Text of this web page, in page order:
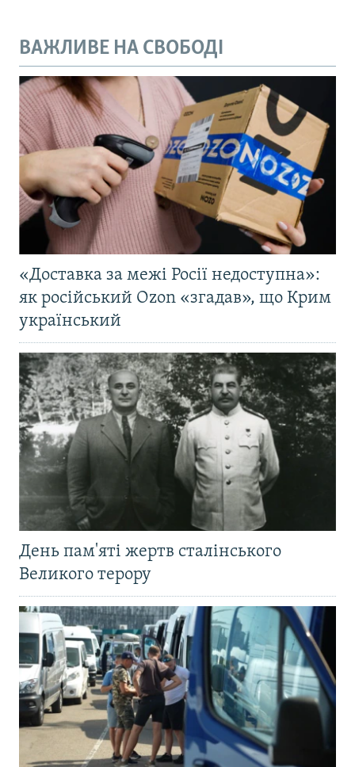
ВАЖЛИВЕ НА СВОБОДІ
«Доставка за межі Росії недоступна»:
як російський Ozon «згадав», що Крим
український
День пам'яті жертв сталінського
Великого терору